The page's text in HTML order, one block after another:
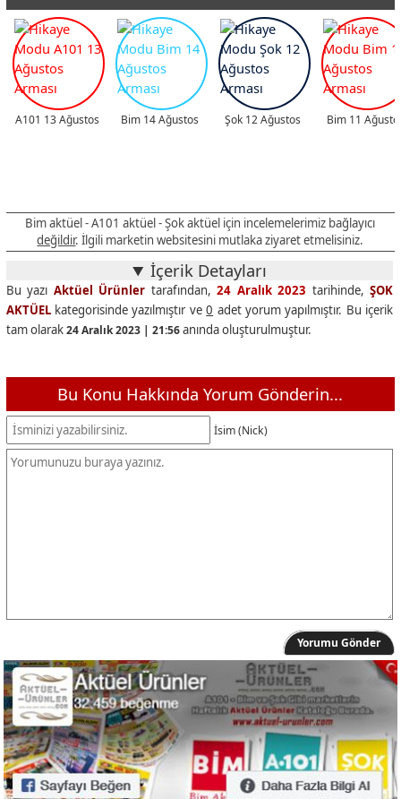
A101 13 Ağustos Bim 14 Ağustos Şok 12 Ağustos Bim 11
Bim aktüel - A101 aktüel - Şok aktüel için incelemelerimiz bağlayıcı
değildir. İlgili marketin websitesini mutlaka ziyaret etmelisiniz.
İçerik Detayları
Bu yazı Aktüel Ürünler tarafından,24 Aralık 2023 tarihinde,ŞOK
AKTÜELkategorisinde yazılmıştır ve0 adet yorum yapılmıştır. Bu içerik
tam olarak24 Aralık 2023 | 21:56anında oluşturulmuştur.
Bu Konu Hakkında Yorum Gönderin...
İsim (Nick)
Yorumu Gönder